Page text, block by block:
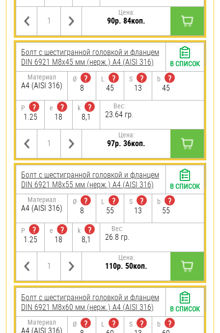
Цена:
90р. 84коп.
Болт с шестигранной головкой и фланцем
DIN 6921 М8х45 мм (нерж.) A4 (AISI 316)
Материал
A4 (AISI 316)
Ø
?
8
L
?
45
S
?
13
b
?
45
P
?
1.25
e
?
18
k
?
8,1
Вес:
23.64 гр.
Цена:
97р. 36коп.
В СПИСОК
Болт с шестигранной головкой и фланцем
DIN 6921 М8х55 мм (нерж.) A4 (AISI 316)
Материал
A4 (AISI 316)
Ø
?
8
L
?
55
S
?
13
b
?
55
P
?
1.25
e
?
18
k
?
8,1
Вес:
26.8 гр.
Цена:
110р. 50коп.
В СПИСОК
Болт с шестигранной головкой и фланцем
DIN 6921 М8х60 мм (нерж.) A4 (AISI 316)
Материал
A4 (AISI 316)
Ø
?
L
?
S
?
b
?
В СПИСОК